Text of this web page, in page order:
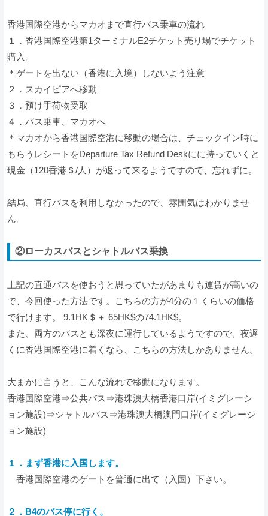
香港国際空港からマカオまで直行バス乗車の流れ
１．香港国際空港第1ターミナルE2チケット売り場でチケット
購入。
＊ゲートを出ない（香港に入境）しないよう注意
２．スカイピアへ移動
３．預け手荷物受取
４．バス乗車、マカオへ
＊マカオから香港国際空港に移動の場合は、チェックイン時に
もらうレシートをDeparture Tax Refund Deskにに持っていくと
現金（120香港＄/人）が返って来るようですので、忘れずに。
結局、直行バスを利用しなかったので、雰囲気はわかりませ
ん。
②ローカスバスとシャトルバス乗換
上記の直通バスを使おうと思っていたがあまりも運賃が高いの
で、今回使った方法です。こちらの方が4分の１くらいの価格
で行けます。 9.1HK＄＋ 65HK$の74.1HK$。
また、両方のバスとも深夜に運行しているようですので、夜遅
くに香港国際空港に着くなら、こちらの方法しかありません。
大まかに言うと、こんな流れで移動になります。
香港国際空港⇒公共バス⇒港珠澳大橋香港口岸(イミグレーシ
ョン施設)⇒シャトルバス⇒港珠澳大橋澳門口岸(イミグレーシ
ョン施設)
１．まず香港に入国します。
香港国際空港のゲートを普通に出て（入国）下さい。
２．B4のバス停に行く。